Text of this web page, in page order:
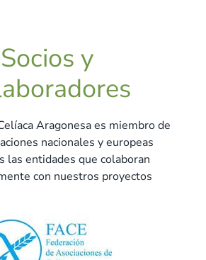
Socios y
Aragonesa es miembro de
nacionales y europeas
las entidades que colaboran
con nuestros proyectos